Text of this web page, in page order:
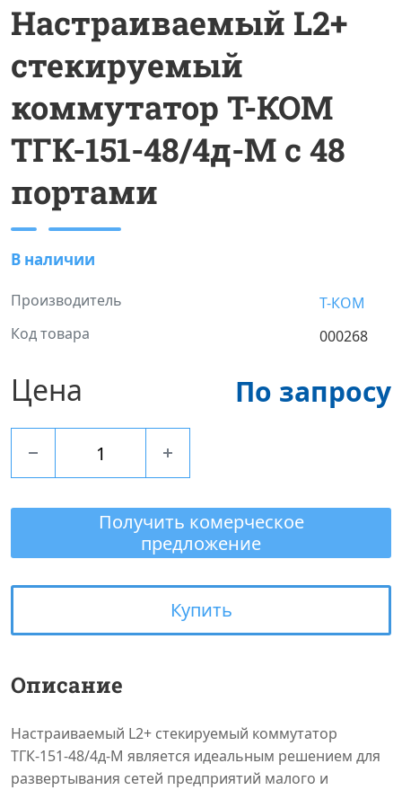
Настраиваемый L2+
стекируемый
коммутатор Т-КОМ
ТГК-151-48/4д-М с 48
портами
В наличии
Производитель
Т-КОМ
Код товара
000268
Цена По запросу
Получить комерческое
предложение
Купить
Описание
Настраиваемый L2+ стекируемый коммутатор
ТГК-151-48/4д-M является идеальным решением для
развертывания сетей предприятий малого и